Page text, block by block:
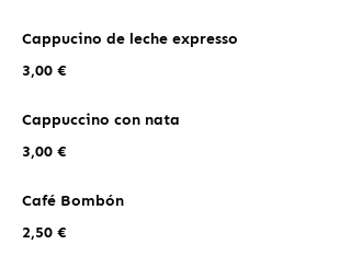
Cappucino de leche expresso
3,00 €
Cappuccino con nata
3,00 €
Café Bombón
2,50 €